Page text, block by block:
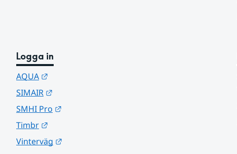
Logga in
AQUA
SIMAIR
SMHI Pro
Timbr
Vinterväg